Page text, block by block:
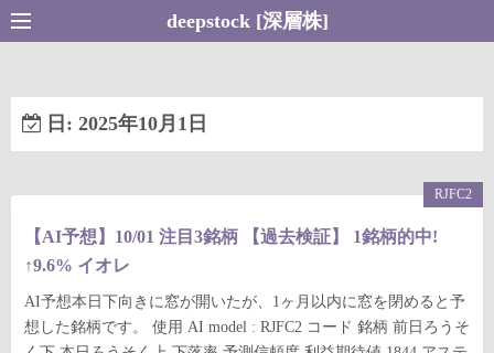
コ
ン
ン
へ
deepstock [深層株]
日: 2025年10月1日
【AI予想】10/01 注目3銘柄 【過去検証】 1銘柄的中!
↑9.6% イオレ
AI予想本日下向きに窓が開いたが、1ヶ月以内に窓を閉めると予
想した銘柄です。 使用 AI model : RJFC2 コード 銘柄 前日ろうそ
RJFC2